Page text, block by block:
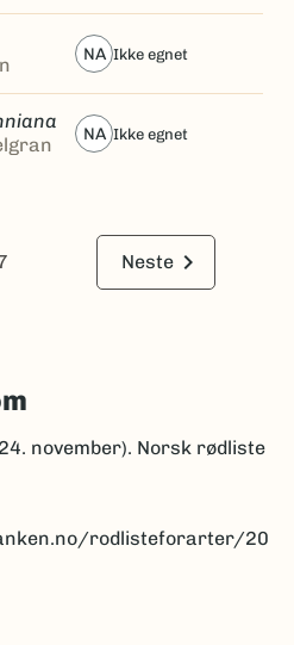
NA ikke egnet
NA ikke egnet
Neste keyboard_arrow_right
november). Norsk rødliste
rodlisteforarter/20